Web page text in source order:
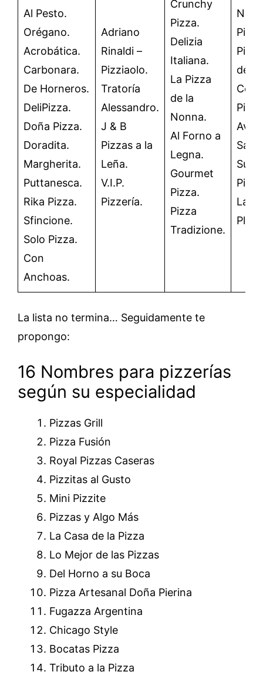
Al Pesto.
Orégano.
Acrobática.
Carbonara.
De Horneros.
DeliPizza.
Doña Pizza.
Doradita.
Margherita.
Puttanesca.
Rika Pizza.
Sfincione.
Solo Pizza.
Con
Anchoas.
Adriano
Rinaldi –
Pizziaolo.
Tratoría
Alessandro.
J & B
Pizzas a la
Leña.
V.I.P.
Pizzería.
Crunchy
Pizza.
Delizia
Italiana.
La Pizza
de la
Nonna.
Al Forno a
Legna.
Gourmet
Pizza.
Pizza
Tradizione.
del
La
La lista no termina… Seguidamente te
propongo:
16 Nombres para pizzerías
según su especialidad
Pizzas Grill
Pizza Fusión
Royal Pizzas Caseras
Pizzitas al Gusto
Mini Pizzite
Pizzas y Algo Más
La Casa de la Pizza
Lo Mejor de las Pizzas
Del Horno a su Boca
Pizza Artesanal Doña Pierina
Fugazza Argentina
Chicago Style
Bocatas Pizza
Tributo a la Pizza